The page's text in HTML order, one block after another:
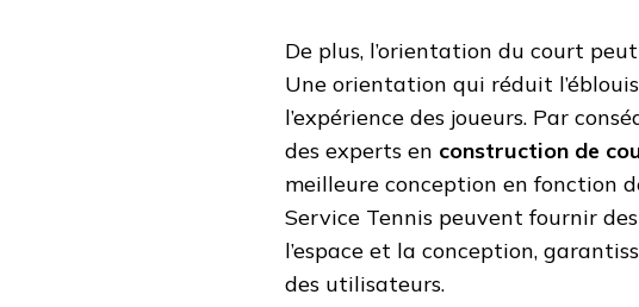
De plus, l’orientation du court
Une orientation qui réduit
l’expérience des joueurs. Par
des experts en construction de
meilleure conception en fonction
Service Tennis peuvent fournir
l’espace et la conception,
des utilisateurs.